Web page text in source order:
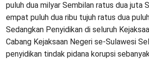
puluh dua milyar Sembilan ratus dua juta
empat puluh dua ribu tujuh ratus dua
Sedangkan Penyidikan di seluruh
Cabang Kejaksaan Negeri se-Sulawesi
penyidikan tindak pidana korupsi